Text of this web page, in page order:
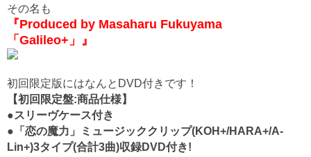
その名も
『Produced by Masaharu Fukuyama
「Galileo+」』
初回限定版にはなんとDVD付きです！
【初回限定盤:商品仕様】
●スリーヴケース付き
●「恋の魔力」ミュージッククリップ(KOH+/HARA+/A-
Lin+)3タイプ(合計3曲)収録DVD付き!